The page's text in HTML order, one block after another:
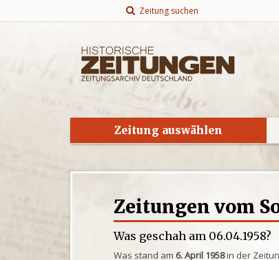
Zeitung suchen
Zeitung auswählen
Zeitungen vom
Was geschah am 06.04.1958?
Was stand am 6. April 1958in der